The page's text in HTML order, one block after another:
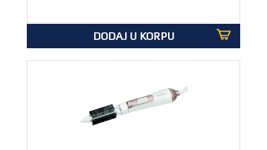
DODAJ U KORPU